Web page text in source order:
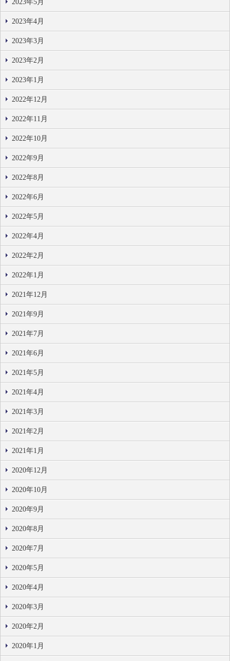
2023年5月
2023年4月
2023年3月
2023年2月
2023年1月
2022年12月
2022年11月
2022年10月
2022年9月
2022年8月
2022年6月
2022年5月
2022年4月
2022年2月
2022年1月
2021年12月
2021年9月
2021年7月
2021年6月
2021年5月
2021年4月
2021年3月
2021年2月
2021年1月
2020年12月
2020年10月
2020年9月
2020年8月
2020年7月
2020年5月
2020年4月
2020年3月
2020年2月
2020年1月